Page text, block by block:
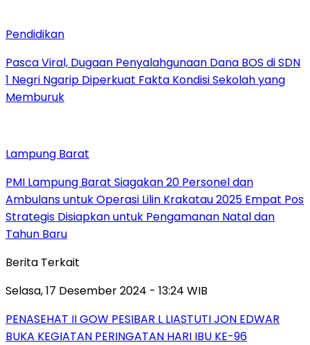
Pendidikan
Pasca Viral, Dugaan Penyalahgunaan Dana BOS di SDN
1 Negri Ngarip Diperkuat Fakta Kondisi Sekolah yang
Memburuk
Lampung Barat
PMI Lampung Barat Siagakan 20 Personel dan
Ambulans untuk Operasi Lilin Krakatau 2025 Empat Pos
Strategis Disiapkan untuk Pengamanan Natal dan
Tahun Baru
Berita Terkait
Selasa, 17 Desember 2024 - 13:24 WIB
PENASEHAT II GOW PESIBAR L LIASTUTI JON EDWAR
BUKA KEGIATAN PERINGATAN HARI IBU KE-96